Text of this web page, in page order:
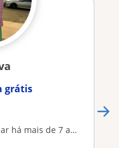
grátis
há mais de 7 anos